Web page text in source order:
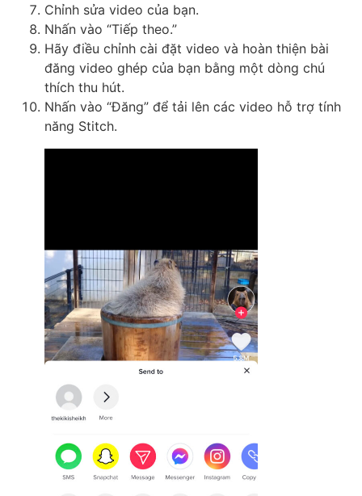
Chỉnh sửa video của bạn.
Nhấn vào “Tiếp theo.”
Hãy điều chỉnh cài đặt video và hoàn thiện bài
đăng video ghép của bạn bằng một dòng chú
thích thu hút.
Nhấn vào “Đăng” để tải lên các video hỗ trợ tính
năng Stitch.